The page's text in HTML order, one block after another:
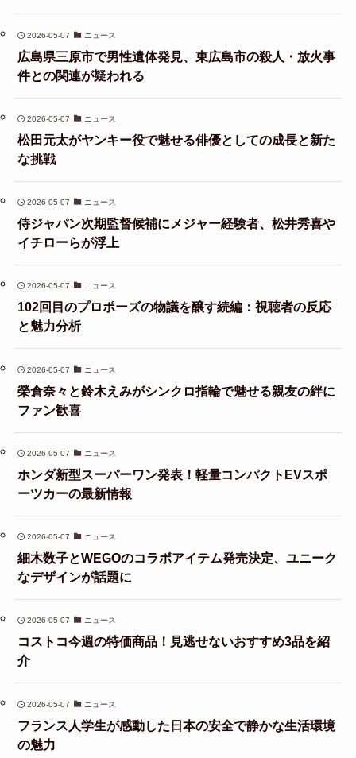
2026-05-07 ニュース
広島県三原市で男性遺体発見、東広島市の殺人・放火事
件との関連が疑われる
2026-05-07 ニュース
松田元太がヤンキー役で魅せる俳優としての成長と新た
な挑戦
2026-05-07 ニュース
侍ジャパン次期監督候補にメジャー経験者、松井秀喜や
イチローらが浮上
2026-05-07 ニュース
102回目のプロポーズの物議を醸す続編：視聴者の反応
と魅力分析
2026-05-07 ニュース
榮倉奈々と鈴木えみがシンクロ指輪で魅せる親友の絆に
ファン歓喜
2026-05-07 ニュース
ホンダ新型スーパーワン発表！軽量コンパクトEVスポ
ーツカーの最新情報
2026-05-07 ニュース
細木数子とWEGOのコラボアイテム発売決定、ユニーク
なデザインが話題に
2026-05-07 ニュース
コストコ今週の特価商品！見逃せないおすすめ3品を紹
介
2026-05-07 ニュース
フランス人学生が感動した日本の安全で静かな生活環境
の魅力